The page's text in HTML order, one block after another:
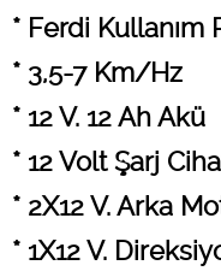
* Ferdi Kullanım
* 3,5-7 Km/Hz
* 12 V. 12 Ah Akü
* 12 Volt Şarj
* 2X12 V. Arka
* 1X12 V.